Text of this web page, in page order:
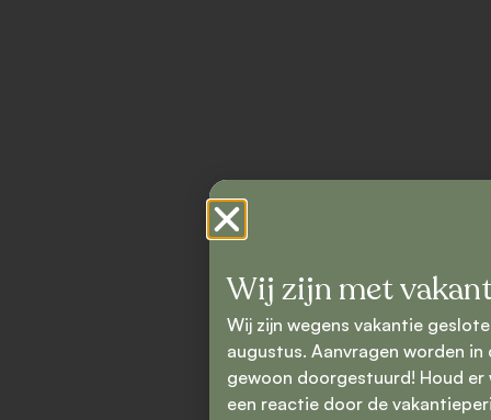
Wij zijn met
Wij zijn wegens vakantie
augustus. Aanvragen worden
gewoon doorgestuurd! Houd er
een reactie door de